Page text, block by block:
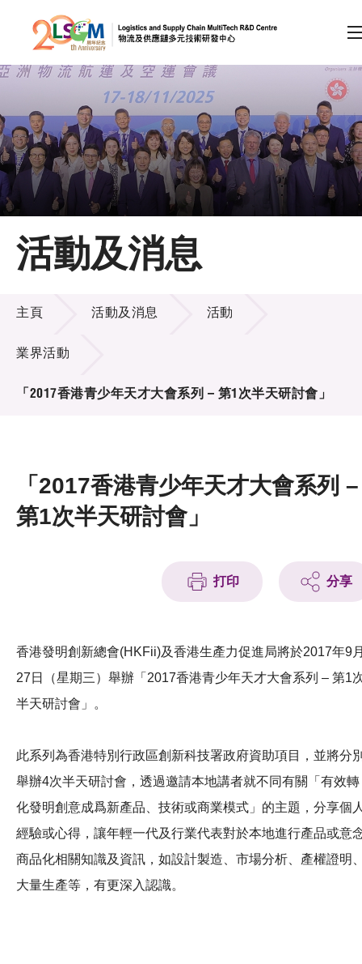
跳到內容（按回車鍵）
會員登入
A A EN 繁 简
主頁
關於LSCM
技術商品化
項目及資助計劃
新聞中心
活動及消息
活動及消息
主頁 活動及消息 活動
業界活動
「2017香港青少年天才大會系列 – 第1次半天研討會」
「2017香港青少年天才大會系列 –
第1次半天研討會」
打印 分享
香港發明創新總會(HKFii)及香港生產力促進局將於2017年9
27日（星期三）舉辦「2017香港青少年天才大會系列 – 第1
半天研討會」。
此系列為香港特別行政區創新科技署政府資助項目，並將分
舉辦4次半天研討會，透過邀請本地講者就不同有關「有效轉
化發明創意成爲新產品、技術或商業模式」的主題，分享個
經驗或心得，讓年輕一代及行業代表對於本地進行產品或意
商品化相關知識及資訊，如設計製造、市場分析、產權證明
大量生產等，有更深入認識。